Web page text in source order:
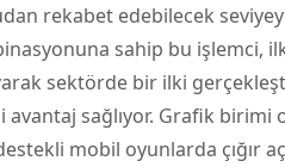
rekabet edebilecek
sahip bu işlemci,
sektörde bir ilki
sağlıyor. Grafik birimi
mobil oyunlarda çığır